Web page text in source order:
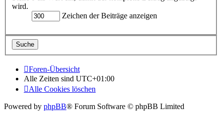
wird.
Zeichen der Beiträge anzeigen
Foren-Übersicht
Alle Zeiten sind UTC+01:00
Alle Cookies löschen
Powered by phpBB® Forum Software © phpBB Limited